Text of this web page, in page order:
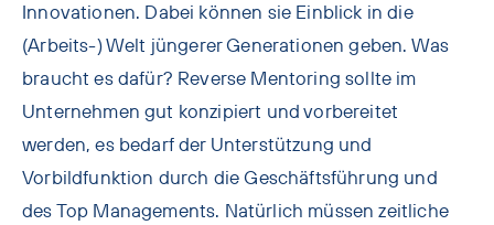
Innovationen. Dabei können sie Einblick in die
(Arbeits-) Welt jüngerer Generationen geben. Was
braucht es dafür? Reverse Mentoring sollte im
Unternehmen gut konzipiert und vorbereitet
werden, es bedarf der Unterstützung und
Vorbildfunktion durch die Geschäftsführung und
des Top Managements. Natürlich müssen zeitliche